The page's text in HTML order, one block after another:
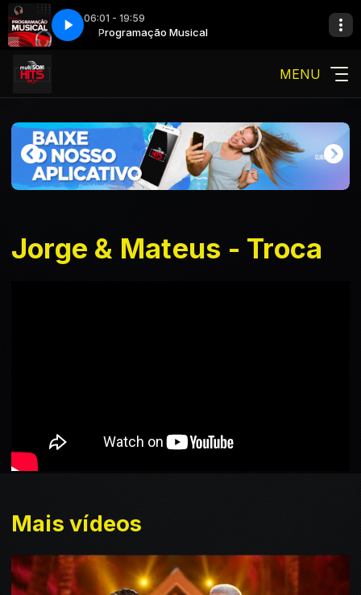
06:01 - 19:59
Programação Musical
MENU
Jorge & Mateus - Troca
Mais vídeos